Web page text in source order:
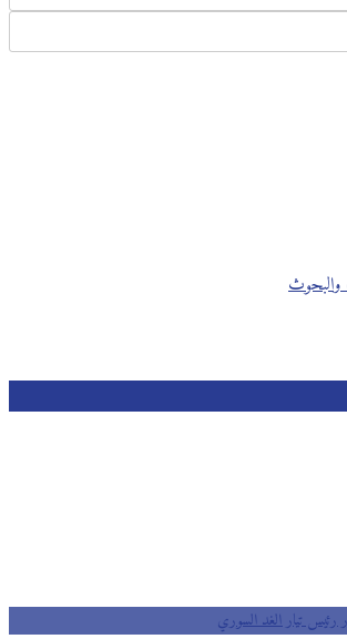
رئيس تيار الغد السوري